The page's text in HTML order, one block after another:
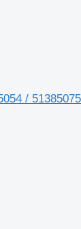
/